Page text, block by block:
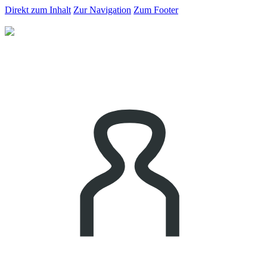
Direkt zum Inhalt Zur Navigation Zum Footer